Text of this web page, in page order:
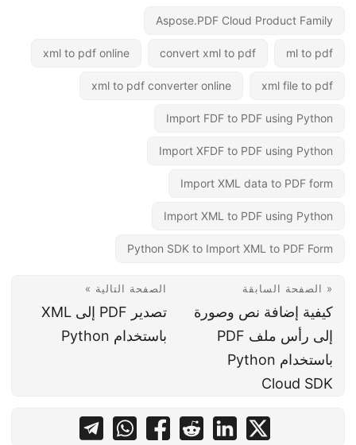
Aspose.PDF Cloud Product Family
ml to pdf
convert xml to pdf
xml to pdf online
xml file to pdf
xml to pdf converter online
Import FDF to PDF using Python
Import XFDF to PDF using Python
Import XML data to PDF form
Import XML to PDF using Python
Python SDK to Import XML to PDF Form
« الصفحة السابقة
كيفية إضافة نص وصورة
إلى رأس ملف PDF
باستخدام Python
Cloud SDK
الصفحة التالية »
تصدير PDF إلى XML
باستخدام Python